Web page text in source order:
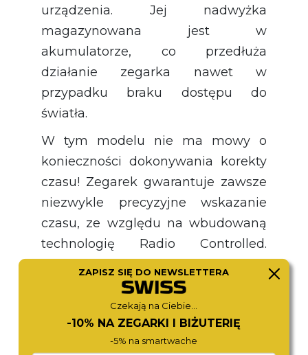
urządzenia. Jej nadwyżka
magazynowana jest w
akumulatorze, co przedłuża
działanie zegarka nawet w
przypadku braku dostępu do
światła.
W tym modelu nie ma mowy o
konieczności dokonywania korekty
czasu! Zegarek gwarantuje zawsze
niezwykle precyzyjne wskazanie
czasu, ze względu na wbudowaną
technologię Radio Controlled.
zegarem atomowym i
automatyczną autokorektę godziny
oraz daty, zgodnie z jego
wskazaniami. Dzięki temu
ZAPISZ SIĘ DO NEWSLETTERA
Czekają na Ciebie...
-10% NA ZEGARKI I BIŻUTERIĘ
-5% na smartwache